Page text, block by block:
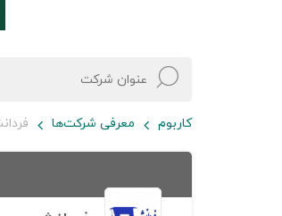
کاربوم معرفی شرکت‌ها